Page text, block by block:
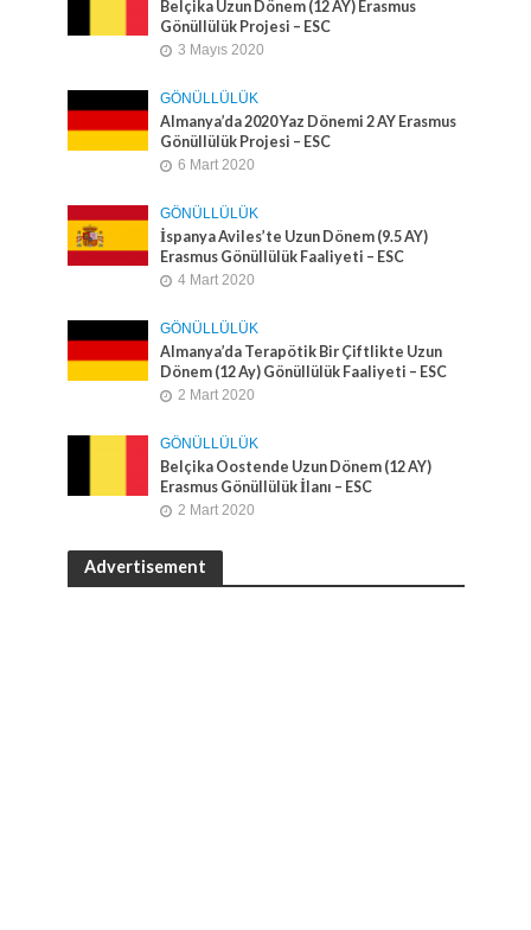
Belçika Uzun Dönem (12 AY) Erasmus
Gönüllülük Projesi – ESC
3 Mayıs 2020
GÖNÜLLÜLÜK
Almanya’da 2020 Yaz Dönemi 2 AY Erasmus
Gönüllülük Projesi – ESC
6 Mart 2020
GÖNÜLLÜLÜK
İspanya Aviles’te Uzun Dönem (9.5 AY)
Erasmus Gönüllülük Faaliyeti – ESC
4 Mart 2020
GÖNÜLLÜLÜK
Almanya’da Terapötik Bir Çiftlikte Uzun
Dönem (12 Ay) Gönüllülük Faaliyeti – ESC
2 Mart 2020
GÖNÜLLÜLÜK
Belçika Oostende Uzun Dönem (12 AY)
Erasmus Gönüllülük İlanı – ESC
2 Mart 2020
Advertisement